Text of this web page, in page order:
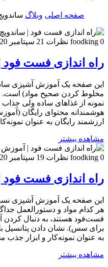
صفحه اصلی وبلاگ
foodking 0 نظرات 21 سپتامبر 2020
راه اندازی فست فود
این صفحه یک آموزش آشپزی
مخلوط کردن صحیح مواد) است.
نمونه از غذاهای ساده ولی
هوشمندانه محتوای رایگان
ارزشمند رایگان به عنوان
مشاهده بیشتر
foodking 0 نظرات 19 سپتامبر 2020
راه اندازی فست
این صفحه یک آموزش آشپزی
هر کدام مواد و دستورالعمل
فست‌فود هستند، به دنبال
برای سس). نشان دادن پتانسیل
به عنوان نمونه‌کار و ابزار
مشاهده بیشتر